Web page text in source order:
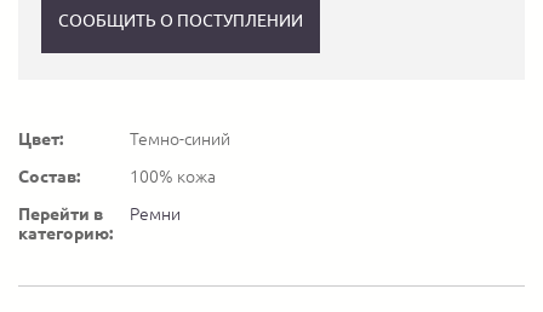
СООБЩИТЬ О ПОСТУПЛЕНИИ
Цвет:
Темно-синий
Состав:
100% кожа
Перейти в
категорию:
Ремни